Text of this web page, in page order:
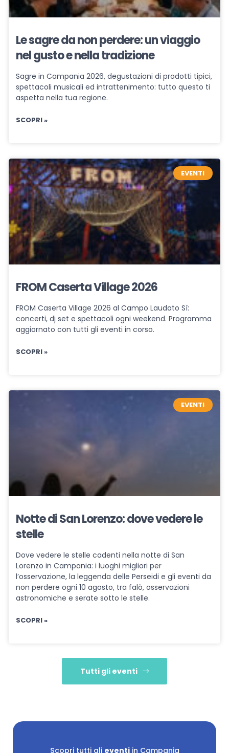
Le sagre da non perdere: un viaggio
nel gusto e nella tradizione
Sagre in Campania 2026, degustazioni di prodotti tipici,
spettacoli musicali ed intrattenimento: tutto questo ti
aspetta nella tua regione.
SCOPRI »
EVENTI
FROM Caserta Village 2026
FROM Caserta Village 2026 al Campo Laudato Sì:
concerti, dj set e spettacoli ogni weekend. Programma
aggiornato con tutti gli eventi in corso.
SCOPRI »
EVENTI
Notte di San Lorenzo: dove vedere le
stelle
Dove vedere le stelle cadenti nella notte di San
Lorenzo in Campania: i luoghi migliori per
l’osservazione, la leggenda delle Perseidi e gli eventi da
non perdere ogni 10 agosto, tra falò, osservazioni
astronomiche e serate sotto le stelle.
SCOPRI »
Tutti gli eventi
Scopri tutti gli eventiin Campania